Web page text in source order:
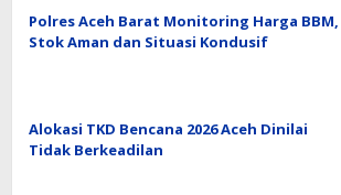
Polres Aceh Barat Monitoring Harga BBM,
Stok Aman dan Situasi Kondusif
Alokasi TKD Bencana 2026 Aceh Dinilai
Tidak Berkeadilan